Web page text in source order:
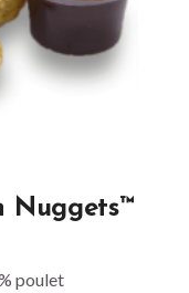
Nuggets™
poulet